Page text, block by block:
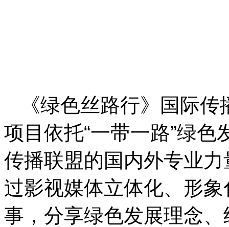
《绿色丝路行》国际
项目依托“一带一路”绿色
传播联盟的国内外专业
过影视媒体立体化、形
事，分享绿色发展理念